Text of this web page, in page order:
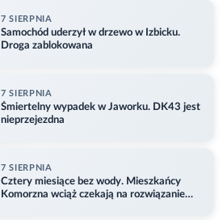
7 SIERPNIA
Samochód uderzył w drzewo w Izbicku.
Droga zablokowana
7 SIERPNIA
Śmiertelny wypadek w Jaworku. DK43 jest
nieprzejezdna
7 SIERPNIA
Cztery miesiące bez wody. Mieszkańcy
Komorzna wciąż czekają na rozwiązanie